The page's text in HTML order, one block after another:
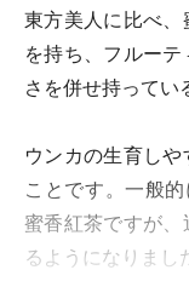
東方美人に比べ
を持ち、フルー
さを併せ持ってい
ウンカの生育し
ことです。一般
蜜香紅茶ですが
るようになりまし